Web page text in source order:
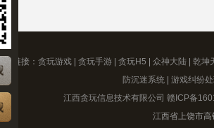
友情链接： 贪玩游戏 贪玩手游 贪玩H5 众神大陆
乾坤
防沉迷系统| 游戏纠纷
江西贪玩信息技术有限公司 赣ICP备
江西省上饶市